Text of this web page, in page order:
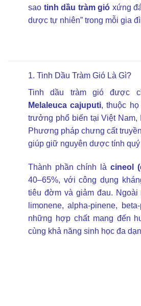
sao tinh dầu tràm gió xứng
dược tự nhiên” trong mỗi gia
1. Tinh Dầu Tràm Gió Là Gì?
Tinh dầu tràm gió được
Melaleuca cajuputi, thuộc họ
trưởng phổ biến tại Việt
Phương pháp chưng cất
giúp giữ nguyên dược tính quý
Thành phần chính là cineol
40–65%, với công dụng
tiêu đờm và giảm đau.
limonene, alpha-pinene,
những hợp chất mang đến
cùng khả năng sinh học đa